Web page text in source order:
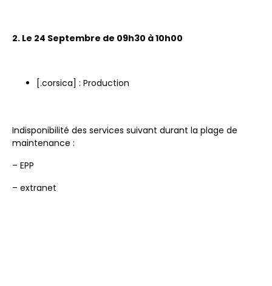
2. Le 24 Septembre de 09h30 à 10h00
[.corsica] : Production
Indisponibilité des services suivant durant la plage de
maintenance :
– EPP
– extranet